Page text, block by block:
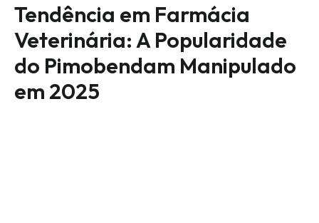
Tendência em Farmácia
Veterinária: A Popularidade
do Pimobendam Manipulado
em 2025